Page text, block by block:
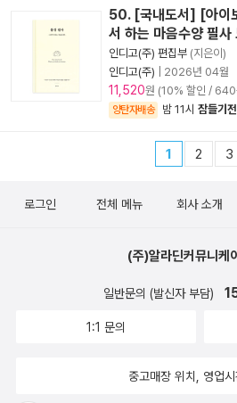
50. [국내도서] [아이
서 하는 마음수양 필사
인디고(주) 편집부 (지은이)
인디고(주)
2026년 04월
11,520원 (10% 할인 / 640
양탄자배송 밤 11시 잠들기
1 2 3
로그인 전체 메뉴 회사 소개
(주)알라딘커뮤니케
일반문의 (발신자 부담)
1:1 문의
중고매장 위치, 영업시